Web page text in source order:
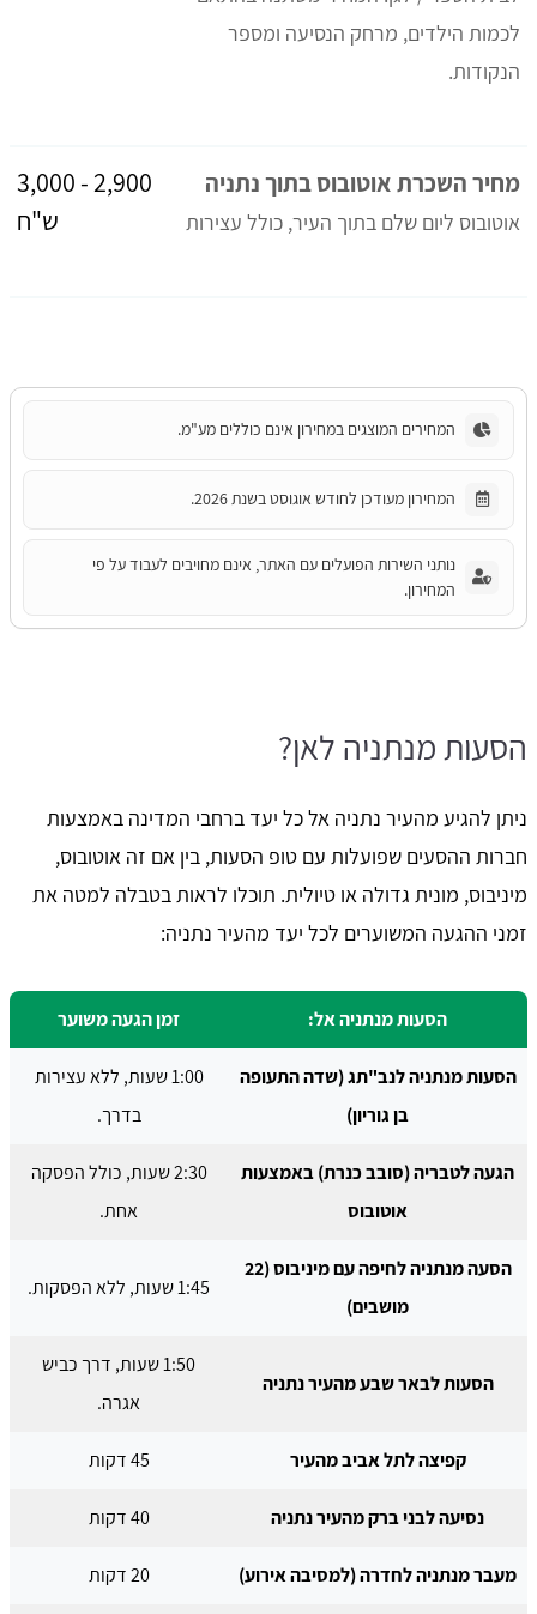
לכמות הילדים, מרחק הנסיעה ומספר
הנקודות.
מחיר השכרת אוטובוס בתוך נתניה
אוטובוס ליום שלם בתוך העיר, כולל עצירות
2,900 - 3,000
ש"ח
המחירים המוצגים במחירון אינם כוללים מע"מ.
המחירון מעודכן לחודש אוגוסט בשנת 2026.
נותני השירות הפועלים עם האתר, אינם מחויבים לעבוד על פי
המחירון.
הסעות מנתניה לאן?
ניתן להגיע מהעיר נתניה אל כל יעד ברחבי המדינה באמצעות
חברות ההסעים שפועלות עם טופ הסעות, בין אם זה אוטובוס,
מיניבוס, מונית גדולה או טיולית. תוכלו לראות בטבלה למטה את
זמני ההגעה המשוערים לכל יעד מהעיר נתניה:
הסעות מנתניה אל: זמן הגעה משוער
הסעות מנתניה לנב"תג (שדה התעופה
בן גוריון)
1:00 שעות, ללא עצירות
בדרך.
הגעה לטבריה (סובב כנרת) באמצעות
אוטובוס
2:30 שעות, כולל הפסקה
אחת.
הסעה מנתניה לחיפה עם מיניבוס (22
מושבים)
1:45 שעות, ללא הפסקות.
הסעות לבאר שבע מהעיר נתניה
1:50 שעות, דרך כביש
אגרה.
קפיצה לתל אביב מהעיר 45 דקות
נסיעה לבני ברק מהעיר נתניה 40 דקות
מעבר מנתניה לחדרה (למסיבה אירוע) 20 דקות